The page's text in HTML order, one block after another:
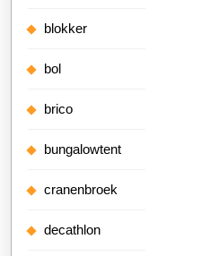
blokker
bol
brico
bungalowtent
cranenbroek
decathlon